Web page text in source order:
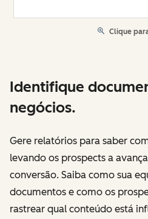
Clique
Identifique
negócios.
Gere relatórios para saber
levando os prospects a
conversão. Saiba como sua
documentos e como os
rastrear qual conteúdo está